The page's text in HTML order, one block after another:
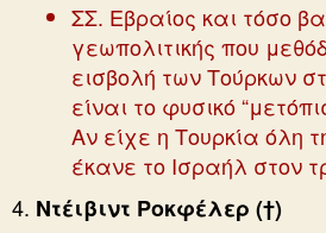
ΣΣ. Εβραίος και τόσο
γεωπολιτικής που
εισβολή των Τούρκων
είναι το φυσικό
Αν είχε η Τουρκία όλη
έκανε το Ισραήλ στον
Ντέιβιντ Ροκφέλερ (†)